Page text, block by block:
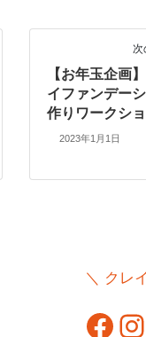
次
【お年玉企画
イファンデー
作りワークシ
2023年1月1日
＼ クレ